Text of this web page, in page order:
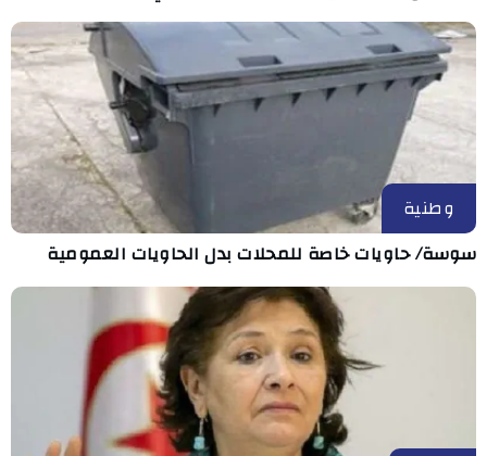
وطنية
سوسة/ حاويات خاصة للمحلات بدل الحاويات العمومية